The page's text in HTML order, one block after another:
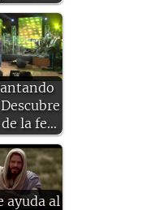
la fe…
ayuda al